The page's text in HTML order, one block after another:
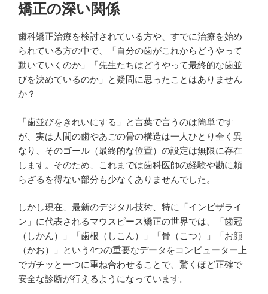
矯正の深い関係
歯科矯正治療を検討されている方や、すでに治療を始め
られている方の中で、「自分の歯がこれからどうやって
動いていくのか」「先生たちはどうやって最終的な歯並
びを決めているのか」と疑問に思ったことはありません
か？
「歯並びをきれいにする」と言葉で言うのは簡単です
が、実は人間の歯やあごの骨の構造は一人ひとり全く異
なり、そのゴール（最終的な位置）の設定は無限に存在
します。そのため、これまでは歯科医師の経験や勘に頼
らざるを得ない部分も少なくありませんでした。
しかし現在、最新のデジタル技術、特に「インビザライ
ン」に代表されるマウスピース矯正の世界では、「歯冠
（しかん）」「歯根（しこん）」「骨（こつ）」「お顔
（かお）」という4つの重要なデータをコンピューター上
でガチッと一つに重ね合わせることで、驚くほど正確で
安全な診断が行えるようになっています。